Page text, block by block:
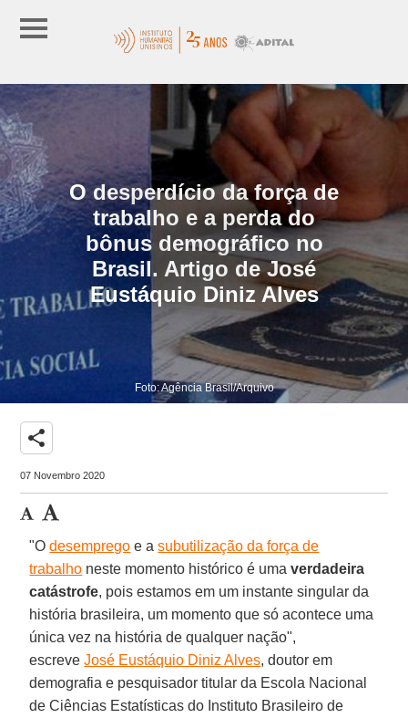
O desperdício da força de
trabalho e a perda do
bônus demográfico no
Brasil. Artigo de José
Eustáquio Diniz Alves
Foto: Agência Brasil/Arquivo
share
07 Novembro 2020
"Odesemprego e a subutilização da força de
trabalho neste momento histórico é uma verdadeira
catástrofe, pois estamos em um instante singular da
história brasileira, um momento que só acontece uma
única vez na história de qualquer nação",
escreveJosé Eustáquio Diniz Alves, doutor em
demografia e pesquisador titular da Escola Nacional
de Ciências Estatísticas do Instituto Brasileiro de